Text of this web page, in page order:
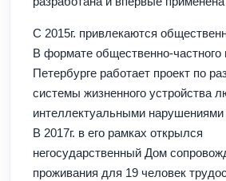
С 2015г. привлекаются
В формате общественно-частного
Петербурге работает проект по
системы жизненного устройства
интеллектуальными
В 2017г. в его рамках открылся
негосударственный Дом
проживания для 19 человек